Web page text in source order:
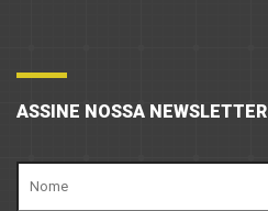
ASSINE NOSSA NEWSLETTER